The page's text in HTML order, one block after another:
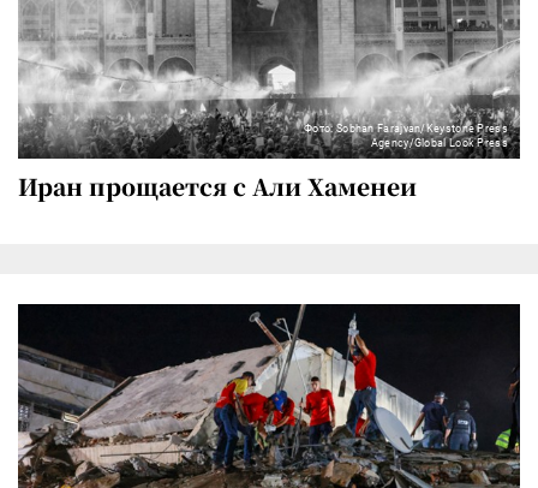
Фото: Sobhan Farajvan/Keystone Press
Agency/Global Look Press
Иран прощается с Али Хаменеи